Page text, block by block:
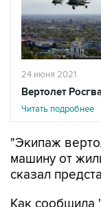
24 июня 2021
Вертолет
Читать подробнее
"Экипаж
машину от
сказал